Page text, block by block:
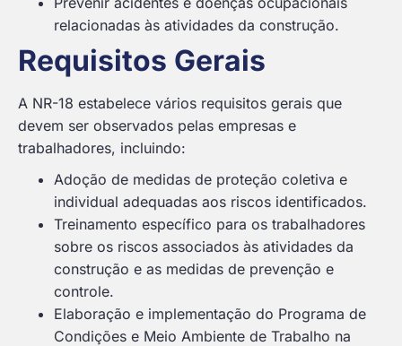
relacionadas às atividades da construção.
Requisitos Gerais
A NR-18 estabelece vários requisitos gerais que
devem ser observados pelas empresas e
trabalhadores, incluindo:
Adoção de medidas de proteção coletiva e
individual adequadas aos riscos identificados.
Treinamento específico para os trabalhadores
sobre os riscos associados às atividades da
construção e as medidas de prevenção e
controle.
Elaboração e implementação do Programa de
Condições e Meio Ambiente de Trabalho na